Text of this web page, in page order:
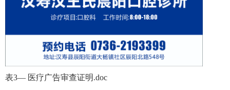
表3— 医疗广告审查证明.doc